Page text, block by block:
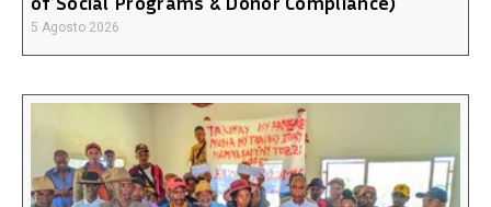
5 Agosto 2026